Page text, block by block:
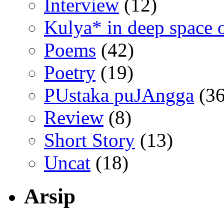
Interview (12)
Kulya* in deep space
Poems (42)
Poetry (19)
PUstaka puJAngga
Review (8)
Short Story (13)
Uncat (18)
Arsip